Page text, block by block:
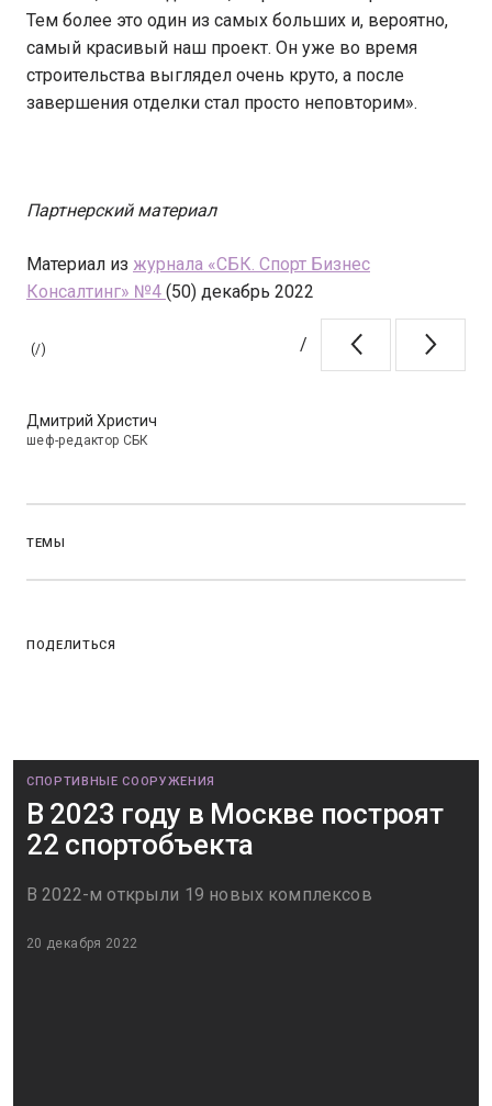
Тем более это один из самых больших и, вероятно,
самый красивый наш проект. Он уже во время
строительства выглядел очень круто, а после
завершения отделки стал просто неповторим».
Партнерский материал
Материал из журнала «СБК. Спорт Бизнес
Консалтинг» №4 (50) декабрь 2022
(/) /
Дмитрий Христич
шеф-редактор СБК
ТЕМЫ
ПОДЕЛИТЬСЯ
СПОРТИВНЫЕ СООРУЖЕНИЯ
В 2023 году в Москве построят
22 спортобъекта
В 2022-м открыли 19 новых комплексов
20 декабря 2022